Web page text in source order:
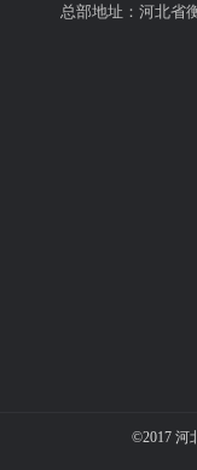
总部地址：河北省
©2017 河